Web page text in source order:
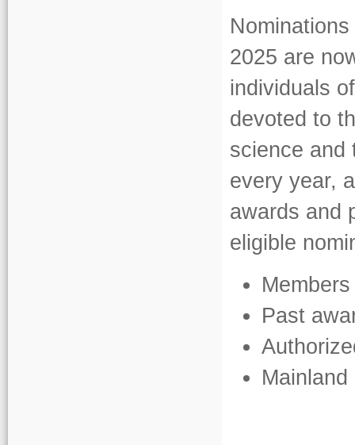
2025 are
individuals
devoted to
science and
every year,
awards and
eligible
Past